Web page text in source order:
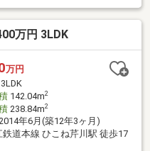
建物・ウォークインクロー
収納を完備【周辺環境】・
彦根小泉店へ徒歩3分の近
徒歩９分のロケーションで
万円 3LDK
万円
3LDK
142.04m2
238.84m2
年6月(築12年3ヶ月)
鉄道本線 ひこね芹川駅 徒歩17